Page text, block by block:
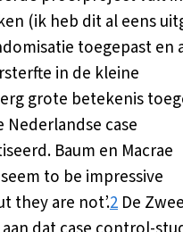
(ik heb dit al eens
toegepast en
in de kleine
grote betekenis
case
Baum en Macrae
to be impressive
they are not’.2 De